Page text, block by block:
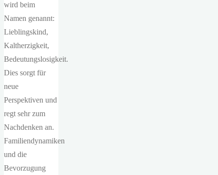
wird beim
Namen genannt:
Lieblingskind,
Kaltherzigkeit,
Bedeutungslosigkeit.
Dies sorgt für
neue
Perspektiven und
regt sehr zum
Nachdenken an.
Familiendynamiken
und die
Bevorzugung